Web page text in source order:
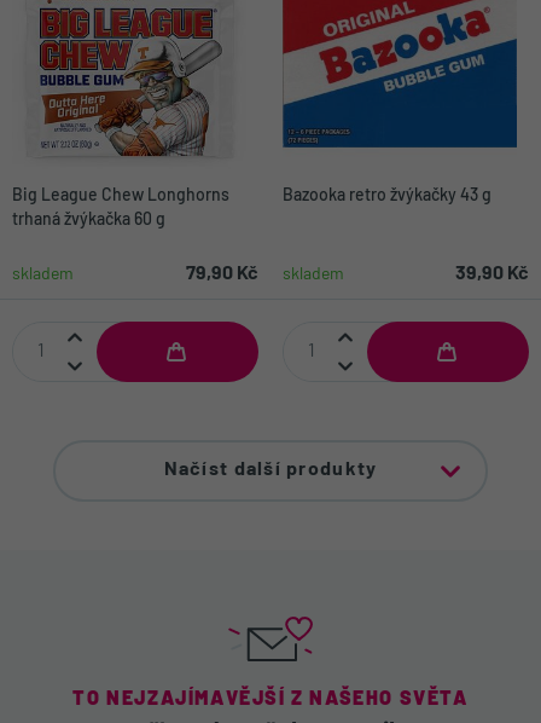
Big League Chew Longhorns
trhaná žvýkačka 60 g
skladem 79,90 Kč
Bazooka retro žvýkačky 43 g
skladem 39,90 Kč
Načíst další produkty
TO NEJZAJÍMAVĚJŠÍ Z NAŠEHO SVĚTA